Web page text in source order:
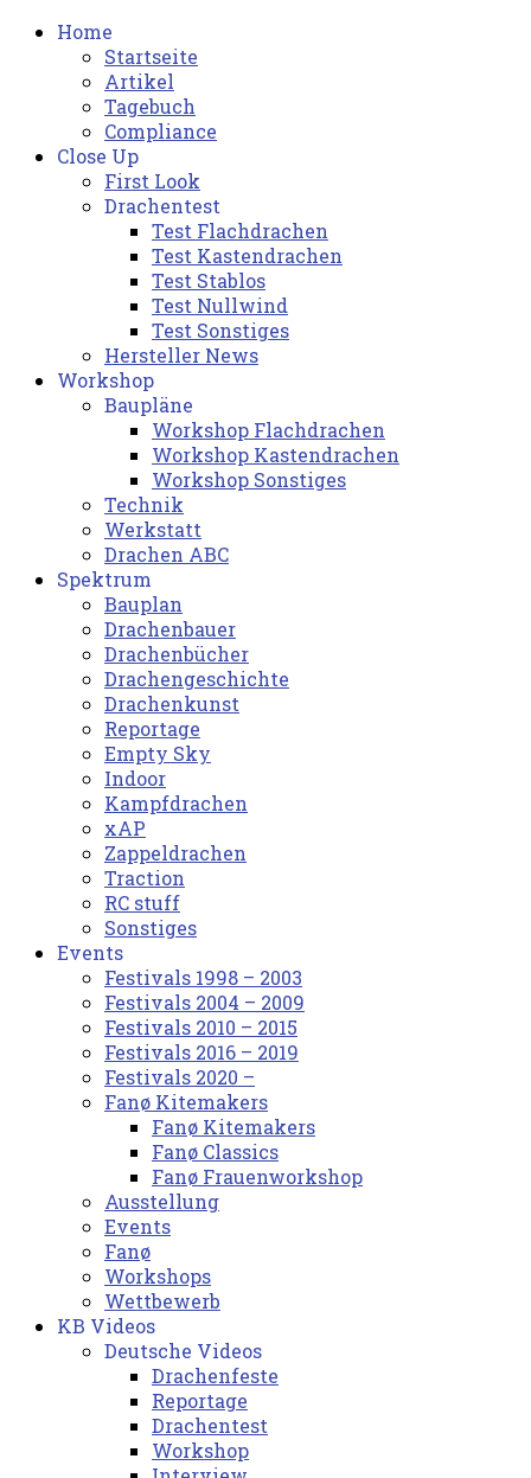
Home
Startseite
Artikel
Tagebuch
Compliance
Close Up
First Look
Drachentest
Test Flachdrachen
Test Kastendrachen
Test Stablos
Test Nullwind
Test Sonstiges
Hersteller News
Workshop
Baupläne
Workshop Flachdrachen
Workshop Kastendrachen
Workshop Sonstiges
Technik
Werkstatt
Drachen ABC
Spektrum
Bauplan
Drachenbauer
Drachenbücher
Drachengeschichte
Drachenkunst
Reportage
Empty Sky
Indoor
Kampfdrachen
xAP
Zappeldrachen
Traction
RC stuff
Sonstiges
Events
Festivals 1998 – 2003
Festivals 2004 – 2009
Festivals 2010 – 2015
Festivals 2016 – 2019
Festivals 2020 –
Fanø Kitemakers
Fanø Kitemakers
Fanø Classics
Fanø Frauenworkshop
Ausstellung
Events
Fanø
Workshops
Wettbewerb
KB Videos
Deutsche Videos
Drachenfeste
Reportage
Drachentest
Workshop